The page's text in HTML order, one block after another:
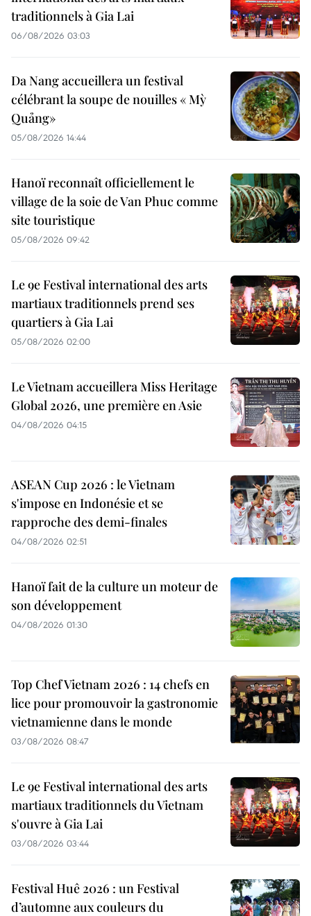
traditionnels à Gia Lai
06/08/2026 03:03
Da Nang accueillera un festival
célébrant la soupe de nouilles « Mỳ
Quảng»
05/08/2026 14:44
Hanoï reconnaît officiellement le
village de la soie de Van Phuc comme
site touristique
05/08/2026 09:42
Le 9e Festival international des arts
martiaux traditionnels prend ses
quartiers à Gia Lai
05/08/2026 02:00
Le Vietnam accueillera Miss Heritage
Global 2026, une première en Asie
04/08/2026 04:15
ASEAN Cup 2026 : le Vietnam
s'impose en Indonésie et se
rapproche des demi-finales
04/08/2026 02:51
Hanoï fait de la culture un moteur de
son développement
04/08/2026 01:30
Top Chef Vietnam 2026 : 14 chefs en
lice pour promouvoir la gastronomie
vietnamienne dans le monde
03/08/2026 08:47
Le 9e Festival international des arts
martiaux traditionnels du Vietnam
s'ouvre à Gia Lai
03/08/2026 03:44
Festival Huê 2026 : un Festival
d’automne aux couleurs du